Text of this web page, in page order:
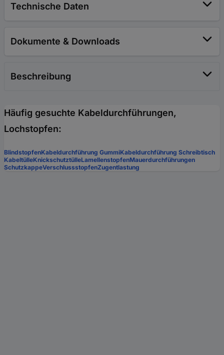
Technische Daten
Dokumente & Downloads
Beschreibung
Häufig gesuchte Kabeldurchführungen,
Lochstopfen:
BlindstopfenKabeldurchführung GummiKabeldurchführung Schreibtisch
KabeltülleKnickschutztülleLamellenstopfenMauerdurchführungen
SchutzkappeVerschlussstopfenZugentlastung